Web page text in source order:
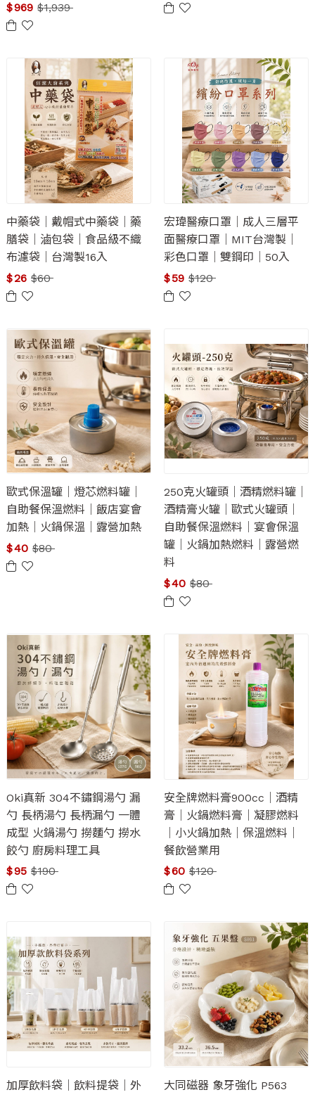
$1,939
$969
中藥袋｜戴帽式中藥袋｜藥
膳袋｜滷包袋｜食品級不織
布濾袋｜台灣製16入
$60
$26
宏瑋醫療口罩｜成人三層平
面醫療口罩｜MIT台灣製｜
彩色口罩｜雙鋼印｜50入
$120
$59
歐式保溫罐｜燈芯燃料罐｜
自助餐保溫燃料｜飯店宴會
加熱｜火鍋保溫｜露營加熱
$80
$40
250克火罐頭｜酒精燃料罐｜
酒精膏火罐｜歐式火罐頭｜
自助餐保溫燃料｜宴會保溫
罐｜火鍋加熱燃料｜露營燃
料
$80
$40
Oki真新 304不鏽鋼湯勺 漏
勺 長柄湯勺 長柄漏勺 一體
成型 火鍋湯勺 撈麵勺 撈水
餃勺 廚房料理工具
$190
$95
安全牌燃料膏900cc｜酒精
膏｜火鍋燃料膏｜凝膠燃料
｜小火鍋加熱｜保溫燃料｜
餐飲營業用
$120
$60
加厚飲料袋｜飲料提袋｜外
大同磁器 象牙強化 P563